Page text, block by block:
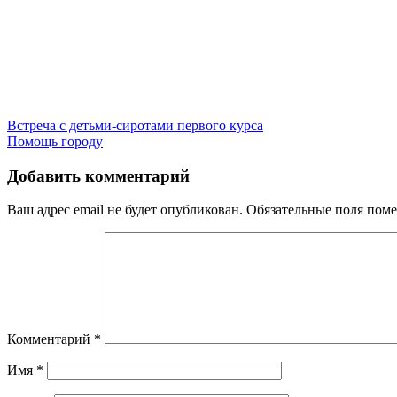
Навигация
по
записям
Встреча с детьми-сиротами первого курса
Помощь городу
Добавить комментарий
Ваш адрес email не будет опубликован. Обязательные поля
Комментарий *
Имя *